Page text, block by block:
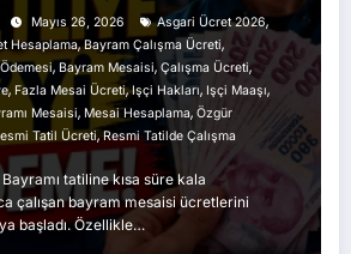
Mayıs 26, 2026 Asgari Ücret 2026,
Hesaplama,Bayram Çalışma Ücreti,
,Bayram Mesaisi,Çalışma Ücreti,
, Fazla Mesai Ücreti,Işçi Hakları, Işçi Maaşı,
Mesaisi, Mesai Hesaplama, Özgür
Tatil Ücreti,Resmi Tatilde Çalışma
tatiline kısa süre kala
çalışan bayram mesaisi ücretlerini
başladı. Özellikle…